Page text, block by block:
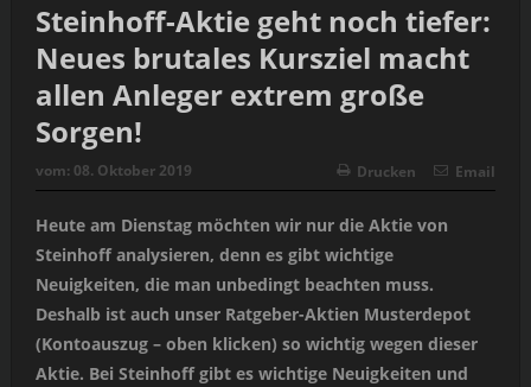
Steinhoff-Aktie geht noch tiefer:
Neues brutales Kursziel macht
allen Anleger extrem große
Sorgen!
vom: 08. Oktober 2019 Drucken Email
Heute am Dienstag möchten wir nur die Aktie von
Steinhoff analysieren, denn es gibt wichtige
Neuigkeiten, die man unbedingt beachten muss.
Deshalb ist auch unser Ratgeber-Aktien Musterdepot
(Kontoauszug – oben klicken) so wichtig wegen dieser
Aktie. Bei Steinhoff gibt es wichtige Neuigkeiten und